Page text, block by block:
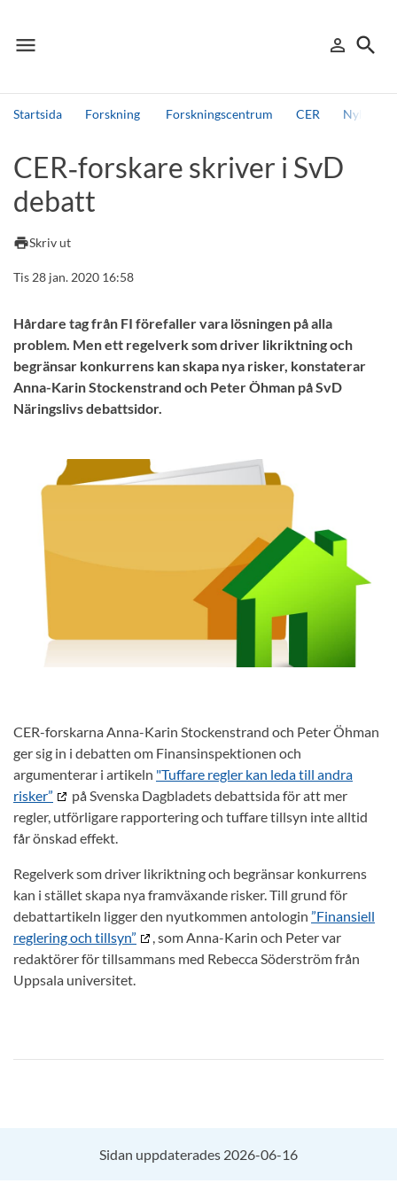
menu
Meny person_outline
Logga in
search
Sök
Startsida Forskning Forskningscentrum CER Nyheter
Andra söktjänster
Detta är vår testmiljö - endast testdata
CER‑forskare skriver i SvD
debatt
printSkriv ut
Tis 28 jan. 2020 16:58
Hårdare tag från FI förefaller vara lösningen på alla
problem. Men ett regelverk som driver likriktning och
begränsar konkurrens kan skapa nya risker, konstaterar
Anna-Karin Stockenstrand och Peter Öhman på SvD
Näringslivs debattsidor.
CER-forskarna Anna-Karin Stockenstrand och Peter Öhman
ger sig in i debatten om Finansinspektionen och
argumenterar i artikeln "Tuffare regler kan leda till andra
risker”
på Svenska Dagbladets debattsida för att mer
regler, utförligare rapportering och tuffare tillsyn inte alltid
får önskad effekt.
Regelverk som driver likriktning och begränsar konkurrens
kan i stället skapa nya framväxande risker. Till grund för
debattartikeln ligger den nyutkommen antologin ”Finansiell
reglering och tillsyn”
, som Anna-Karin och Peter var
redaktörer för tillsammans med Rebecca Söderström från
Uppsala universitet.
Sidan uppdaterades 2026-06-16